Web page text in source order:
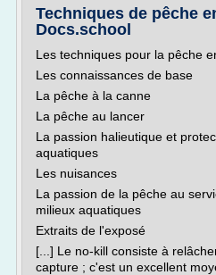
Techniques de pêche
Docs.school
Les techniques pour la pêche
Les connaissances de base
La pêche à la canne
La pêche au lancer
La passion halieutique et
aquatiques
Les nuisances
La passion de la pêche au
milieux aquatiques
Extraits de l'exposé
[...] Le no-kill consiste à
capture ; c'est un excellent